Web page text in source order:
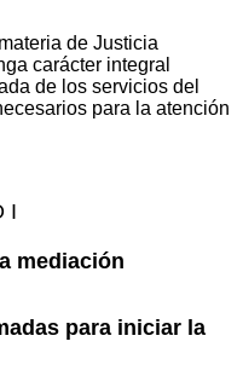
de Justicia
carácter integral
de los servicios del
para la atención
I
mediación
para iniciar la